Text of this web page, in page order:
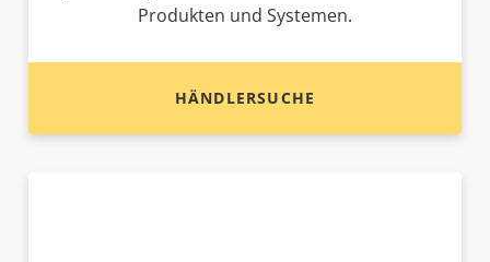
Produkten und Systemen.
HÄNDLERSUCHE